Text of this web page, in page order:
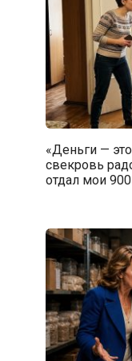
«Деньги —
свекровь
отдал мои